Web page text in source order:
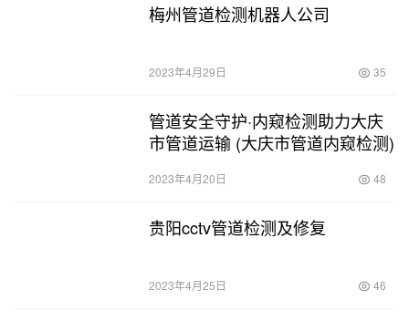
梅州管道检测机器人公司
2023年4月29日 35
管道安全守护·内窥检测助力大庆
市管道运输 (大庆市管道内窥检测)
2023年4月20日 48
贵阳cctv管道检测及修复
2023年4月25日 46